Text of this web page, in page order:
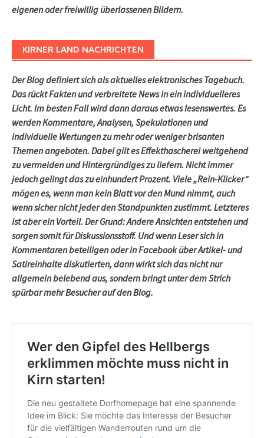
eigenen oder freiwillig überlassenen Bildern.
KIRNER LAND NACHRICHTEN
Der Blog definiert sich als aktuelles elektronisches Tagebuch.
Das rückt Fakten und verbreitete News in ein individuelleres
Licht. Im besten Fall wird dann daraus etwas lesenswertes. Es
werden Kommentare, Analysen, Spekulationen und
individuelle Wertungen zu mehr oder weniger brisanten
Themen angeboten. Dabei gilt es Effekthascherei weitgehend
zu vermeiden und Hintergründiges zu liefern. Nicht immer
jedoch gelingt das zu einhundert Prozent. Viele „Rein-Klicker“
mögen es, wenn man kein Blatt vor den Mund nimmt, auch
wenn sicher nicht jeder den Standpunkten zustimmt. Letzteres
ist aber ein Vorteil. Der Grund: Andere Ansichten entstehen und
sorgen somit für Diskussionsstoff. Und wenn Leser sich in
Kommentaren beteiligen oder in Facebook über Artikel- und
Satireinhalte diskutierten, dann wirkt sich das nicht nur
allgemein belebend aus, sondern bringt unter dem Strich
spürbar mehr Besucher auf den Blog.